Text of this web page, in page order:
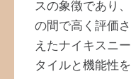
スの象徴であり
の間で高く評価
えたナイキスニ
タイルと機能性